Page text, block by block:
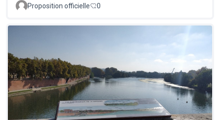
Proposition officielle 0